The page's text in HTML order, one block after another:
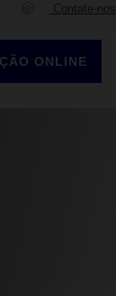
Contate-nos
ONLINE